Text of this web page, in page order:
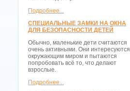
Подробнее...
СПЕЦИАЛЬНЫЕ ЗАМКИ НА ОКНА
ДЛЯ БЕЗОПАСНОСТИ ДЕТЕЙ
Обычно, маленькие дети считаются
очень активными. Они интересуются
окружающим миром и пытаются
попробовать всё то, что делают
взрослые.
Подробнее...